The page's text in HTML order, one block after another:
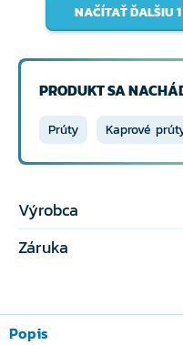
NAČÍTAŤ ĎALŠIU
PRODUKT SA
Prúty Kaprové
Výrobca
Záruka
Popis